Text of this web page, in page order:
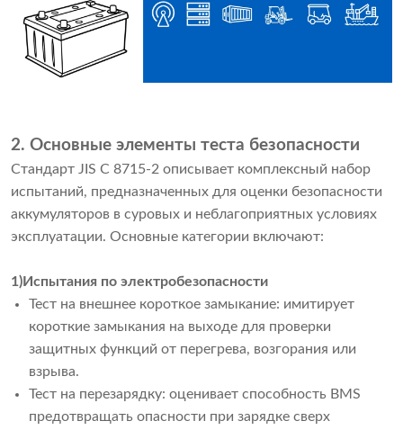
2. Основные элементы теста безопасности
Стандарт JIS C 8715-2 описывает комплексный набор
испытаний, предназначенных для оценки безопасности
аккумуляторов в суровых и неблагоприятных условиях
эксплуатации. Основные категории включают:
1)Испытания по электробезопасности
Тест на внешнее короткое замыкание: имитирует
короткие замыкания на выходе для проверки
защитных функций от перегрева, возгорания или
взрыва.
Тест на перезарядку: оценивает способность BMS
предотвращать опасности при зарядке сверх